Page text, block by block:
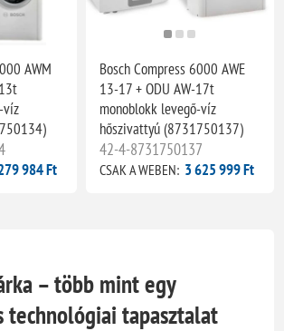
AWM
víz
984 Ft
Bosch Compress 6000 AWE
13-17 + ODU AW-17t
monoblokk levegő-víz
hőszivattyú (8731750137)
42-4-8731750137
CSAK A WEBEN: 3 625 999 Ft
– több mint egy
technológiai tapasztalat